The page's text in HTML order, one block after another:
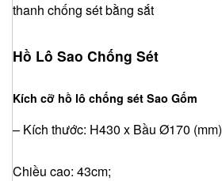
thanh chống sét bằng sắt
Hồ Lô Sao Chống Sét
Kích cỡ hồ lô chống sét Sao Gốm
– Kích thước: H430 x Bầu Ø170 (mm)
Chiều cao: 43cm;